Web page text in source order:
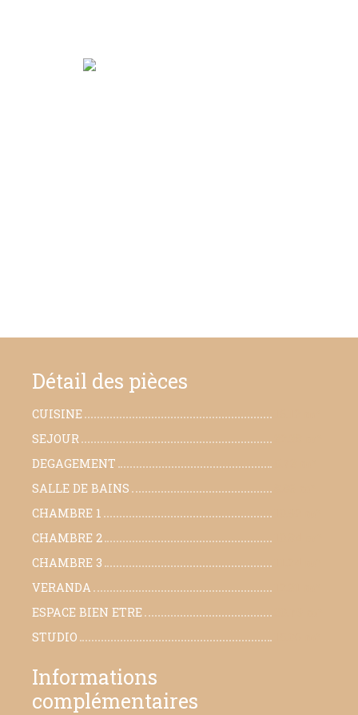
Détail des pièces
CUISINE
SEJOUR
DEGAGEMENT
SALLE DE BAINS
CHAMBRE 1
CHAMBRE 2
CHAMBRE 3
VERANDA
ESPACE BIEN ETRE
STUDIO
Informations
complémentaires